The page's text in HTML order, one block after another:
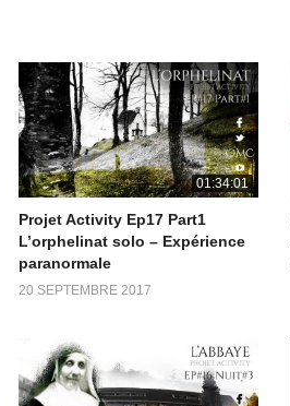
01:34:01
Projet Activity Ep17 Part1
L’orphelinat solo – Expérience
paranormale
20 SEPTEMBRE 2017